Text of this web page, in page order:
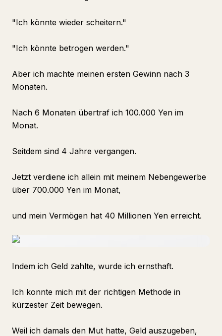
"Ich könnte wieder scheitern."
"Ich könnte betrogen werden."
Aber ich machte meinen ersten Gewinn nach 3
Monaten.
Nach 6 Monaten übertraf ich 100.000 Yen im
Monat.
Seitdem sind 4 Jahre vergangen.
Jetzt verdiene ich allein mit meinem Nebengewerbe
über 700.000 Yen im Monat,
und mein Vermögen hat 40 Millionen Yen erreicht.
Indem ich Geld zahlte, wurde ich ernsthaft.
Ich konnte mich mit der richtigen Methode in
kürzester Zeit bewegen.
Weil ich damals den Mut hatte, Geld auszugeben,